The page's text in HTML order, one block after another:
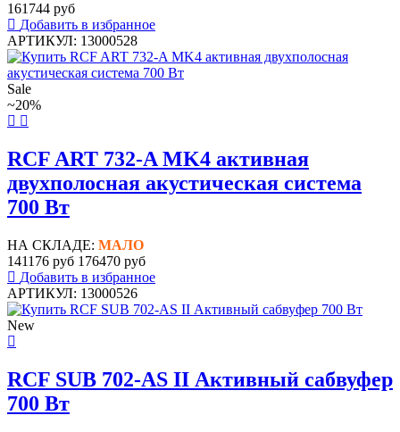
161744 руб
Добавить в избранное
АРТИКУЛ: 13000528
Sale
~20%
RCF ART 732-A MK4 активная
двухполосная акустическая система
700 Вт
НА СКЛАДЕ: МАЛО
141176 руб 176470 руб
Добавить в избранное
АРТИКУЛ: 13000526
New
RCF SUB 702-AS II Активный сабвуфер
700 Вт